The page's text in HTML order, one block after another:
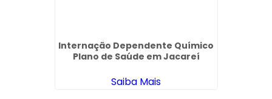
Internação Dependente Químico
Plano de Saúde em Jacareí
Saiba Mais